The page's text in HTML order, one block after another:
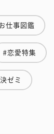
仕事図鑑
#恋愛特集
ゼミ